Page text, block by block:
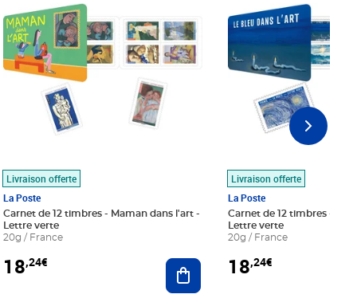
au panier
Livraison offerte
La Poste
Carnet de 12 timbres - Maman dans l'art -
Lettre verte
20g / France
18,24€ Ajouter au panier
Livraison offerte
La Poste
Carnet de 12 timbres - Le
Lettre verte
20g / France
18,24€